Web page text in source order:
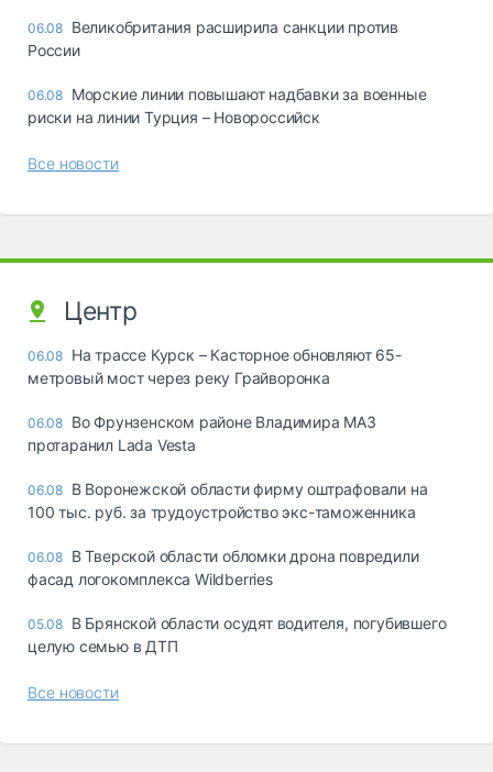
06.08 Великобритания расширила санкции против
России
06.08 Морские линии повышают надбавки за военные
риски на линии Турция – Новороссийск
Все новости
Центр
06.08 На трассе Курск – Касторное обновляют 65-
метровый мост через реку Грайворонка
06.08 Во Фрунзенском районе Владимира МАЗ
протаранил Lada Vesta
06.08 В Воронежской области фирму оштрафовали на
100 тыс. руб. за трудоустройство экс-таможенника
06.08 В Тверской области обломки дрона повредили
фасад логокомплекса Wildberries
05.08 В Брянской области осудят водителя, погубившего
целую семью в ДТП
Все новости